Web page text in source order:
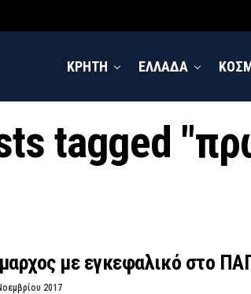
ΚΡΗΤΗ ΕΛΛΑΔΑ
tagged
με εγκεφαλικό στο
2017